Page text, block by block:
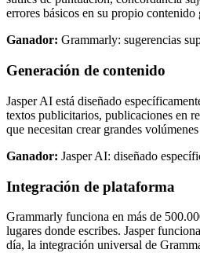
errores básicos en su propio
Ganador: Grammarly: sugerencias
Generación de contenido
Jasper AI está diseñado
textos publicitarios, publicaciones en
que necesitan crear grandes
Ganador: Jasper AI: diseñado
Integración de plataforma
Grammarly funciona en más de
lugares donde escribes. Jasper
día, la integración universal de